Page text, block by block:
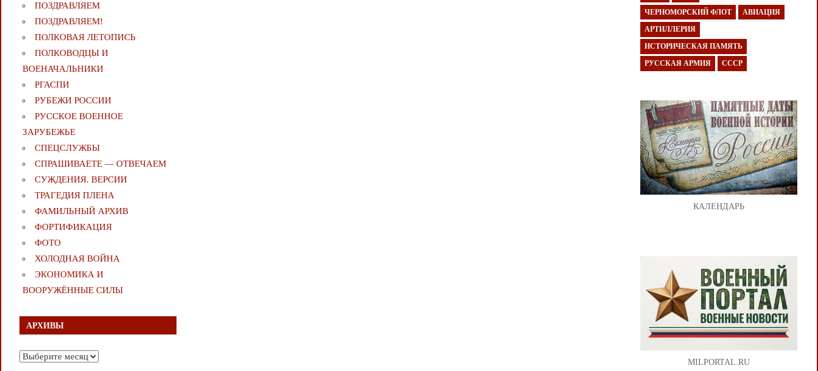
ПОЗДРАВЛЯЕМ
ПОЗДРАВЛЯЕМ!
ПОЛКОВАЯ ЛЕТОПИСЬ
ПОЛКОВОДЦЫ И
ВОЕНАЧАЛЬНИКИ
РГАСПИ
РУБЕЖИ РОССИИ
РУССКОЕ ВОЕННОЕ
ЗАРУБЕЖЬЕ
СПЕЦСЛУЖБЫ
СПРАШИВАЕТЕ — ОТВЕЧАЕМ
СУЖДЕНИЯ. ВЕРСИИ
ТРАГЕДИЯ ПЛЕНА
ФАМИЛЬНЫЙ АРХИВ
ФОРТИФИКАЦИЯ
ФОТО
ХОЛОДНАЯ ВОЙНА
ЭКОНОМИКА И
ВООРУЖЁННЫЕ СИЛЫ
АРХИВЫ
Архивы
ЧЕРНОМОРСКИЙ ФЛОТ АВИАЦИЯ
АРТИЛЛЕРИЯ
ИСТОРИЧЕСКАЯ ПАМЯТЬ
РУССКАЯ АРМИЯ СССР
КАЛЕНДАРЬ
MILPORTAL.RU